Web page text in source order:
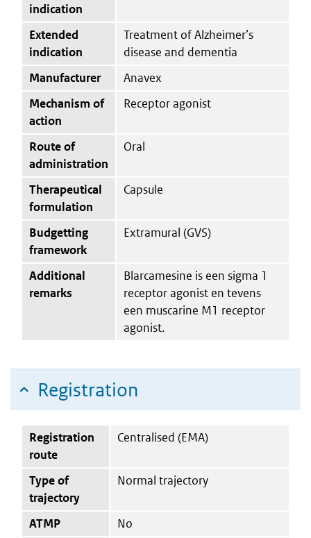
indication
Extended
indication
Treatment of Alzheimer’s
disease and dementia
Manufacturer
Anavex
Mechanism of
action
Receptor agonist
Route of
administration
Oral
Therapeutical
formulation
Capsule
Budgetting
framework
Extramural (GVS)
Additional
remarks
Blarcamesine is een sigma 1
receptor agonist en tevens
een muscarine M1 receptor
agonist.
Registration
Registration
route
Centralised (EMA)
Type of
trajectory
Normal trajectory
ATMP
No